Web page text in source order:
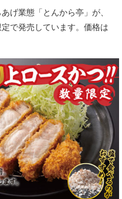
げ業態「とんから亭」が、
で発売しています。価格は